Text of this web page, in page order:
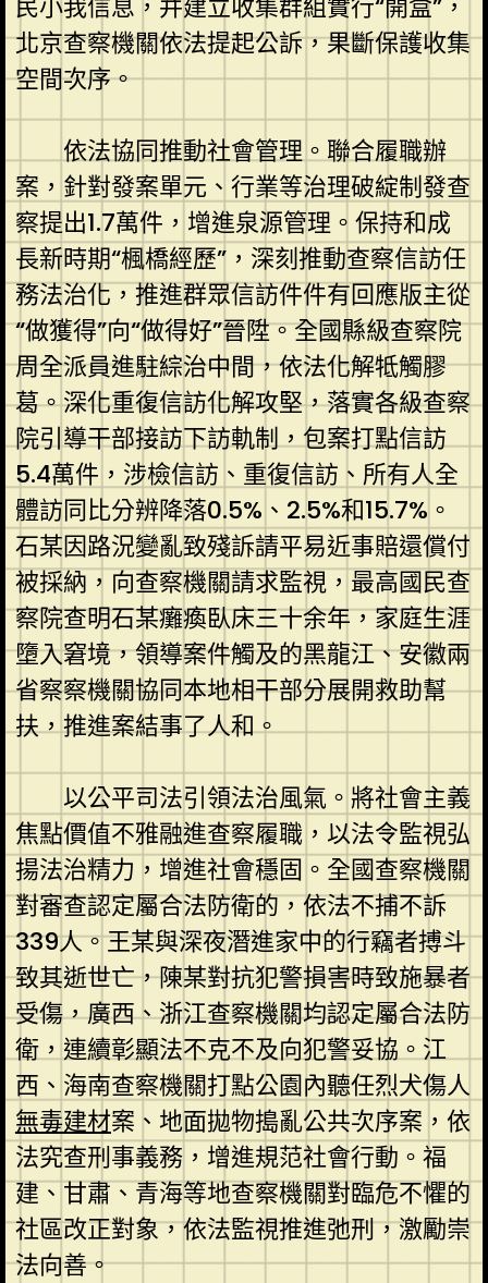
民小我信息，并建立收集群組實行“開盒”，
北京查察機關依法提起公訴，果斷保護收集
空間次序。
依法協同推動社會管理。聯合履職辦
案，針對發案單元、行業等治理破綻制發查
察提出1.7萬件，增進泉源管理。保持和成
長新時期“楓橋經歷”，深刻推動查察信訪任
務法治化，推進群眾信訪件件有回應版主從
“做獲得”向“做得好”晉陞。全國縣級查察院
周全派員進駐綜治中間，依法化解牴觸膠
葛。深化重復信訪化解攻堅，落實各級查察
院引導干部接訪下訪軌制，包案打點信訪
5.4萬件，涉檢信訪、重復信訪、所有人全
體訪同比分辨降落0.5%、2.5%和15.7%。
石某因路況變亂致殘訴請平易近事賠還償付
被採納，向查察機關請求監視，最高國民查
察院查明石某癱瘓臥床三十余年，家庭生涯
墮入窘境，領導案件觸及的黑龍江、安徽兩
省察察機關協同本地相干部分展開救助幫
扶，推進案結事了人和。
以公平司法引領法治風氣。將社會主義
焦點價值不雅融進查察履職，以法令監視弘
揚法治精力，增進社會穩固。全國查察機關
對審查認定屬合法防衛的，依法不捕不訴
339人。王某與深夜潛進家中的行竊者搏斗
致其逝世亡，陳某對抗犯警損害時致施暴者
受傷，廣西、浙江查察機關均認定屬合法防
衛，連續彰顯法不克不及向犯警妥協。江
西、海南查察機關打點公園內聽任烈犬傷人
無毒建材案、地面拋物搗亂公共次序案，依
法究查刑事義務，增進規范社會行動。福
建、甘肅、青海等地查察機關對臨危不懼的
社區改正對象，依法監視推進弛刑，激勵崇
法向善。